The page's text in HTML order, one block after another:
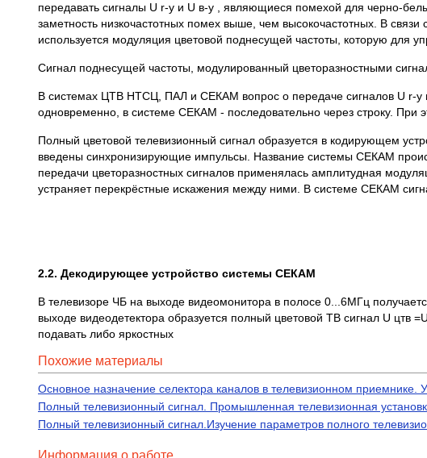
передавать сигналы U r-у и U в-у , являющиеся помехой для черно-
заметность низкочастотных помех выше, чем высокочастотных. В
используется модуляция цветовой поднесущей частоты, которую для
Сигнал поднесущей частоты, модулированный цветоразностными
В системах ЦТВ НТСЦ, ПАЛ и СЕКАМ вопрос о передаче сигналов U r-
одновременно, в системе СЕКАМ - последовательно через строку.
Полный цветовой телевизионный сигнал образуется в кодирующем
введены синхронизирующие импульсы. Название системы СЕКАМ
передачи цветоразностных сигналов применялась амплитудная
устраняет перекрёстные искажения между ними. В системе СЕКАМ
2.2. Декодирующее устройство системы СЕКАМ
В телевизоре ЧБ на выходе видеомонитора в полосе 0...6МГц
выходе видеодетектора образуется полный цветовой ТВ сигнал U цтв
подавать либо яркостных
Похожие материалы
Основное назначение селектора каналов в телевизионном приемнике.
Полный телевизионный сигнал. Промышленная телевизионная
Полный телевизионный сигнал.Изучение параметров полного
Информация о работе